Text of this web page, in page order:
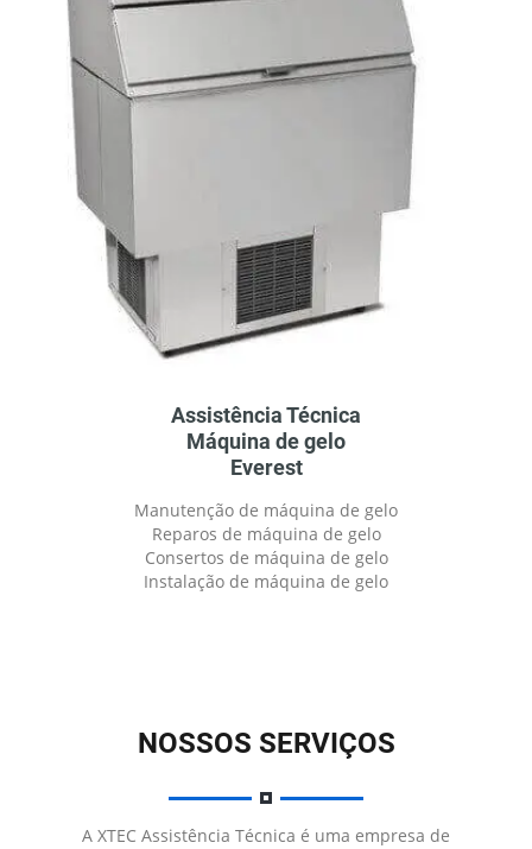
Assistência Técnica
Máquina de gelo
Everest
Manutenção de máquina de gelo
Reparos de máquina de gelo
Consertos de máquina de gelo
Instalação de máquina de gelo
NOSSOS SERVIÇOS
A XTEC Assistência Técnica é uma empresa de